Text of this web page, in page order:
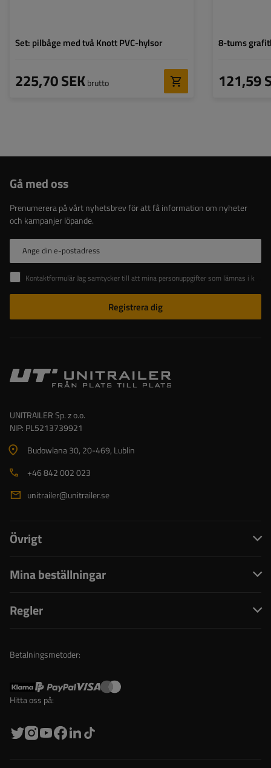
Set: pilbåge med två Knott PVC-hylsor
225,70 SEKbrutto
8-tums
121,59
Gå med oss
Prenumerera på vårt nyhetsbrev för att få information om nyheter
och kampanjer löpande.
Ange din e-postadress
Kontaktformulär Jag samtycker till att mina personuppgifter som lämnas i kontaktformuläret behandlas i enlighet med Europaparlamentets och rådets förordning (EU).
Registrera dig
UNITRAILER Sp. z o.o.
NIP: PL5213739921
Budowlana 30, 20-469, Lublin
+46 842 002 023
unitrailer@unitrailer.se
Övrigt
Mina beställningar
Regler
Betalningsmetoder:
Hitta oss på: